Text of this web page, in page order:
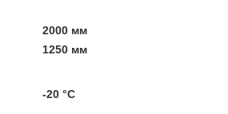
2000 мм
1250 мм
-20 °С